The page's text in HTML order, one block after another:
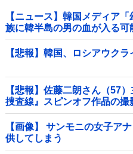
【ニュース】韓国メディア
族に韓半島の男の血が入る可
【悲報】韓国、ロシアウク
【悲報】佐藤二朗さん（57
捜査線』スピンオフ作品の撮
定・・・・・・・・・他
【画像】 サンモニの女子ア
供してしまう